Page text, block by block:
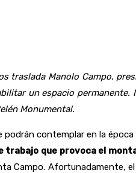
Manolo Campo,
un espacio
Monumental.
contemplar en la
que provoca el
Campo. Afortunadamente,